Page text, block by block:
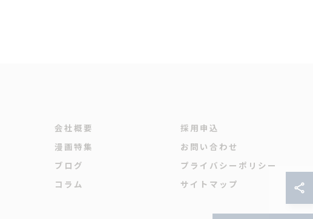
会社概要
漫画特集
ブログ
コラム
採用申込
お問い合わせ
プライバシーポリシー
サイトマップ